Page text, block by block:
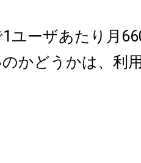
ユーザあたり月
かどうかは、利